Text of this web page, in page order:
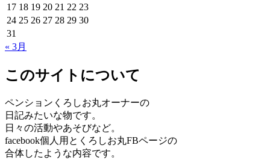
17 18 19 20 21 22 23
24 25 26 27 28 29 30
31
« 3月
このサイトについて
ペンションくろしお丸オーナーの
日記みたいな物です。
日々の活動やあそびなど。
facebook個人用とくろしお丸FBページの
合体したような内容です。